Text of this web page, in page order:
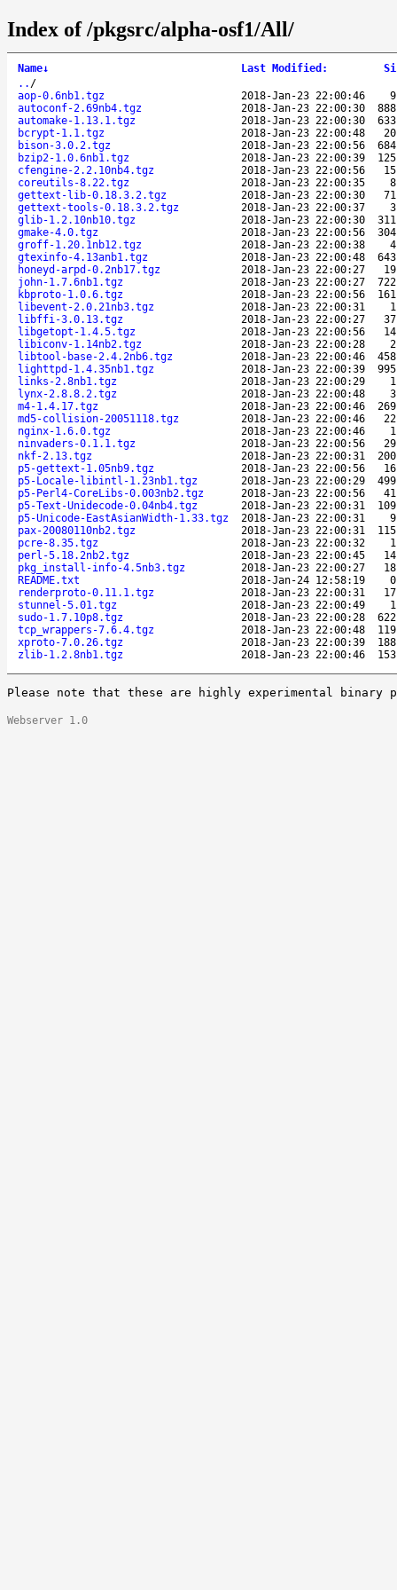
Index of /pkgsrc/alpha-osf1/All/
Name↓ Last Modified :
.. /
aop-0.6nb1.tgz
2018-Jan-23 22:00:46
autoconf-2.69nb4.tgz
2018-Jan-23 22:00:30
automake-1.13.1.tgz
2018-Jan-23 22:00:30
bcrypt-1.1.tgz
2018-Jan-23 22:00:48
bison-3.0.2.tgz
2018-Jan-23 22:00:56
bzip2-1.0.6nb1.tgz
2018-Jan-23 22:00:39
cfengine-2.2.10nb4.tgz
2018-Jan-23 22:00:56
coreutils-8.22.tgz
2018-Jan-23 22:00:35
gettext-lib-0.18.3.2.tgz
2018-Jan-23 22:00:30
gettext-tools-0.18.3.2.tgz
2018-Jan-23 22:00:37
glib-1.2.10nb10.tgz
2018-Jan-23 22:00:30
gmake-4.0.tgz
2018-Jan-23 22:00:56
groff-1.20.1nb12.tgz
2018-Jan-23 22:00:38
gtexinfo-4.13anb1.tgz
2018-Jan-23 22:00:48
honeyd-arpd-0.2nb17.tgz
2018-Jan-23 22:00:27
john-1.7.6nb1.tgz
2018-Jan-23 22:00:27
kbproto-1.0.6.tgz
2018-Jan-23 22:00:56
libevent-2.0.21nb3.tgz
2018-Jan-23 22:00:31
libffi-3.0.13.tgz
2018-Jan-23 22:00:27
libgetopt-1.4.5.tgz
2018-Jan-23 22:00:56
libiconv-1.14nb2.tgz
2018-Jan-23 22:00:28
libtool-base-2.4.2nb6.tgz
2018-Jan-23 22:00:46
lighttpd-1.4.35nb1.tgz
2018-Jan-23 22:00:39
links-2.8nb1.tgz
2018-Jan-23 22:00:29
lynx-2.8.8.2.tgz
2018-Jan-23 22:00:48
m4-1.4.17.tgz
2018-Jan-23 22:00:46
md5-collision-20051118.tgz
2018-Jan-23 22:00:46
nginx-1.6.0.tgz
2018-Jan-23 22:00:46
ninvaders-0.1.1.tgz
2018-Jan-23 22:00:56
nkf-2.13.tgz
2018-Jan-23 22:00:31
p5-gettext-1.05nb9.tgz
2018-Jan-23 22:00:56
p5-Locale-libintl-1.23nb1.tgz
2018-Jan-23 22:00:29
p5-Perl4-CoreLibs-0.003nb2.tgz
2018-Jan-23 22:00:56
p5-Text-Unidecode-0.04nb4.tgz
2018-Jan-23 22:00:31
p5-Unicode-EastAsianWidth-1.33.tgz
2018-Jan-23 22:00:31
pax-20080110nb2.tgz
2018-Jan-23 22:00:31
pcre-8.35.tgz
2018-Jan-23 22:00:32
perl-5.18.2nb2.tgz
2018-Jan-23 22:00:45
pkg_install-info-4.5nb3.tgz
2018-Jan-23 22:00:27
README.txt
2018-Jan-24 12:58:19
renderproto-0.11.1.tgz
2018-Jan-23 22:00:31
stunnel-5.01.tgz
2018-Jan-23 22:00:49
sudo-1.7.10p8.tgz
2018-Jan-23 22:00:28
tcp_wrappers-7.6.4.tgz
2018-Jan-23 22:00:48
xproto-7.0.26.tgz
2018-Jan-23 22:00:39
zlib-1.2.8nb1.tgz
2018-Jan-23 22:00:46
Webserver 1.0